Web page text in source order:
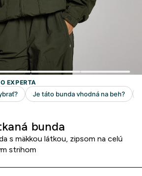
bunda
s mäkkou látkou, zipsom na celú
strihom